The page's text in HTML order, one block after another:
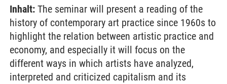
Inhalt: The seminar will present a reading of the
history of contemporary art practice since 1960s to
highlight the relation between artistic practice and
economy, and especially it will focus on the
different ways in which artists have analyzed,
interpreted and criticized capitalism and its